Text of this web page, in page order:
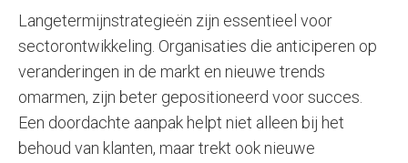
Langetermijnstrategieën zijn essentieel voor
sectorontwikkeling. Organisaties die anticiperen op
veranderingen in de markt en nieuwe trends
omarmen, zijn beter gepositioneerd voor succes.
Een doordachte aanpak helpt niet alleen bij het
behoud van klanten, maar trekt ook nieuwe